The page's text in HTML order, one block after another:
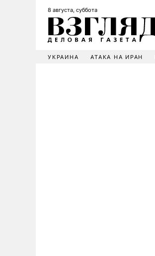
8 августа, суббота
УКРАИНА АТАКА НА ИРАН